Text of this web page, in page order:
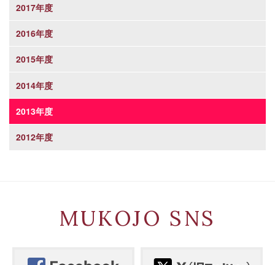
2017年度
2016年度
2015年度
2014年度
2013年度
2012年度
MUKOJO SNS